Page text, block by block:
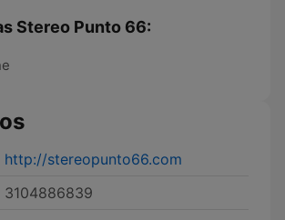
Stereo Punto 66:
http://stereopunto66.com
3104886839